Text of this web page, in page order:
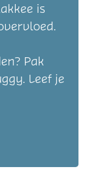
is
Pak
Leef je